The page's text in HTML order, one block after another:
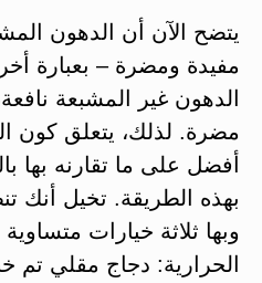
يتضح الآن أن الدهون
مفيدة ومضرة – بعبارة
الدهون غير المشبعة
مضرة. لذلك، يتعلق كون
أفضل على ما تقارنه بها
بهذه الطريقة. تخيل أنك
وبها ثلاثة خيارات
الحرارية: دجاج مقلي تم